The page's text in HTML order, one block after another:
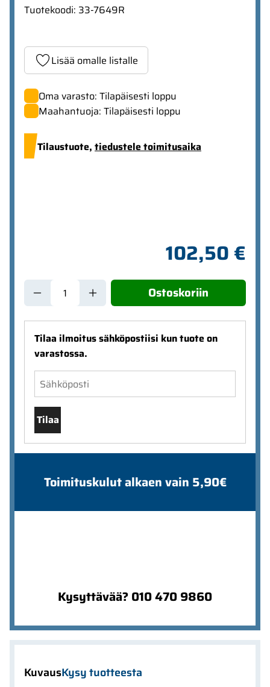
Tuotekoodi: 33-7649R
Lisää omalle listalle
Oma varasto: Tilapäisesti loppu
Maahantuoja: Tilapäisesti loppu
Tilaustuote, tiedustele toimitusaika
102,50 €
Ostoskoriin
Tilaa ilmoitus sähköpostiisi kun tuote on
varastossa.
Tilaa
Toimituskulut alkaen vain 5,90€
Kysyttävää? 010 470 9860
KuvausKysy tuotteesta